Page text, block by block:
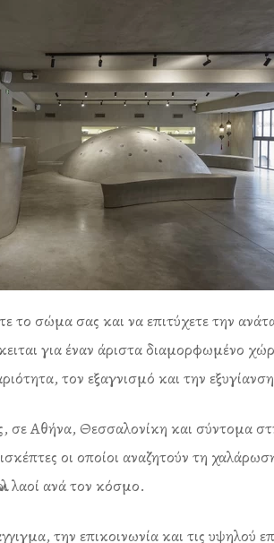
σώμα σας και να επιτύχετε την
για έναν άριστα διαμορφωμένο
τον εξαγνισμό και την
σε Αθήνα, Θεσσαλονίκη και σύντομα
οι οποίοι αναζητούν τη
λαοί ανά τον κόσμο.
την επικοινωνία και τις υψηλού